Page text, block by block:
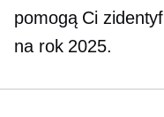
pomogą Ci
na rok 2025.